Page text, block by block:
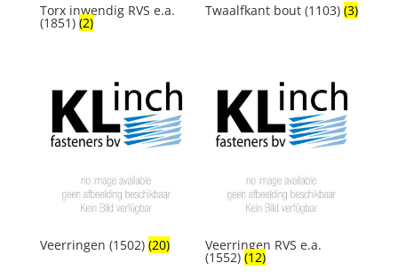
Torx inwendig RVS e.a.
(1851) (2)
Twaalfkant bout (1103)(3)
Veerringen (1502) (20) Veerringen RVS e.a.
(1552)(12)